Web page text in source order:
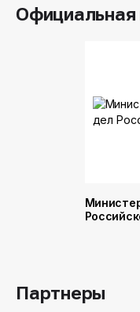
Партнеры